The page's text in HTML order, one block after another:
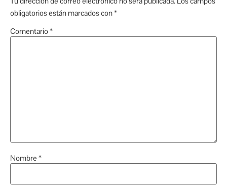
obligatorios están marcados con*
Comentario*
Nombre *